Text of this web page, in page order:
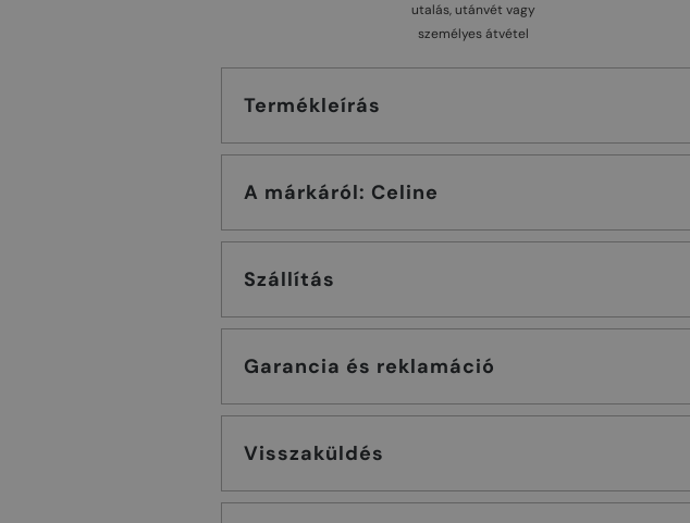
utalás, utánvét vagy
személyes átvétel
Termékleírás
A márkáról: Celine
Szállítás
Garancia és reklamáció
Visszaküldés